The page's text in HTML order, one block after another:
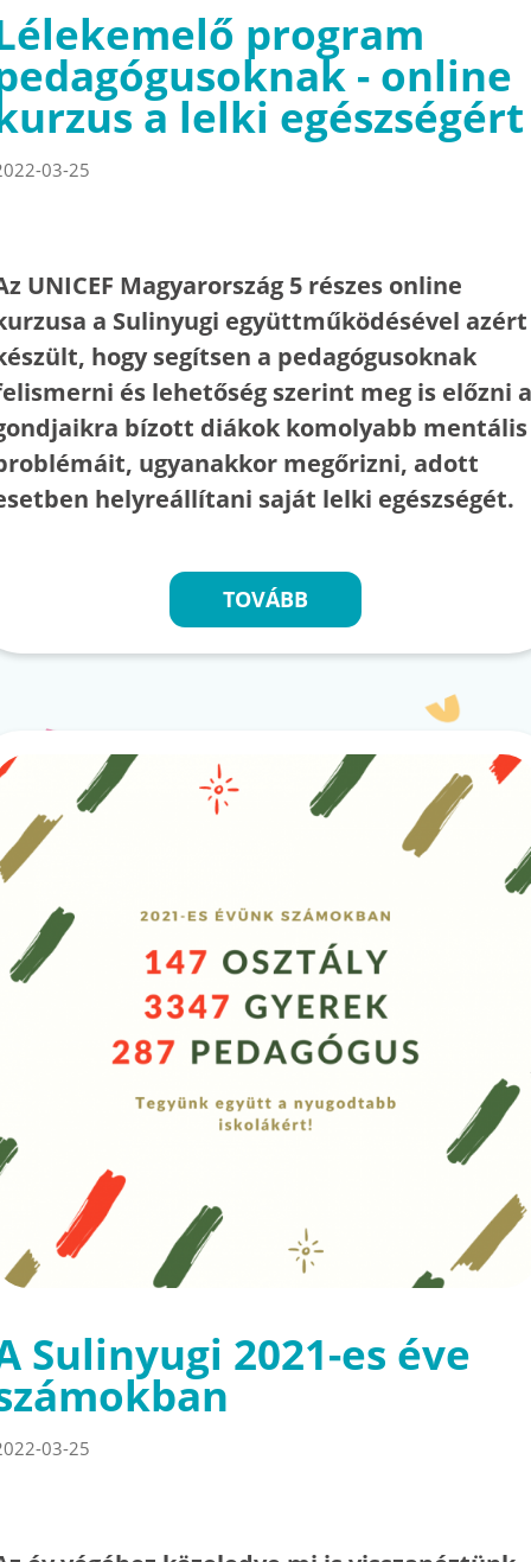
program
- online
a lelki egészségért
03-25
UNICEF Magyarország 5 részes online
a Sulinyugi együttműködésével azért
hogy segítsen a pedagógusoknak
és lehetőség szerint meg is előzni a
bízott diákok komolyabb mentális
ugyanakkor megőrizni, adott
helyreállítani saját lelki egészségét.
TOVÁBB
Sulinyugi 2021-es éve
03-25